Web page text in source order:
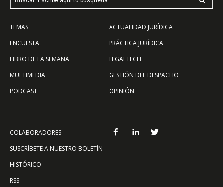
TEMAS
ENCUESTA
LIBRO DE LA SEMANA
MULTIMEDIA
PODCAST
ACTUALIDAD JURÍDICA
PRÁCTICA JURÍDICA
LEGALTECH
GESTIÓN DEL DESPACHO
OPINIÓN
COLABORADORES
SUSCRÍBETE A NUESTRO BOLETÍN
HISTÓRICO
RSS